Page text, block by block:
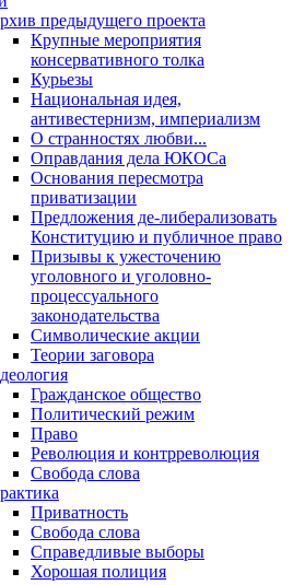
предыдущего проекта
Крупные мероприятия
консервативного толка
Курьезы
Национальная идея,
антивестернизм, империализм
О странностях любви...
Оправдания дела ЮКОСа
Основания пересмотра
приватизации
Предложения де-либерализовать
Конституцию и публичное право
Призывы к ужесточению
уголовного и уголовно-
процессуального
законодательства
Символические акции
Теории заговора
Гражданское общество
Политический режим
Право
Революция и контрреволюция
Свобода слова
Приватность
Свобода слова
Справедливые выборы
Хорошая полиция